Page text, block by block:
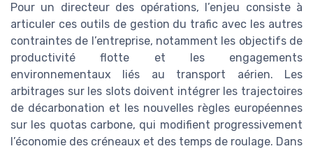
Pour un directeur des opérations, l’enjeu consiste à
articuler ces outils de gestion du trafic avec les autres
contraintes de l’entreprise, notamment les objectifs de
productivité flotte et les engagements
environnementaux liés au transport aérien. Les
arbitrages sur les slots doivent intégrer les trajectoires
de décarbonation et les nouvelles règles européennes
sur les quotas carbone, qui modifient progressivement
l’économie des créneaux et des temps de roulage. Dans